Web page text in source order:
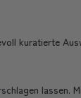
kuratierte
lassen.